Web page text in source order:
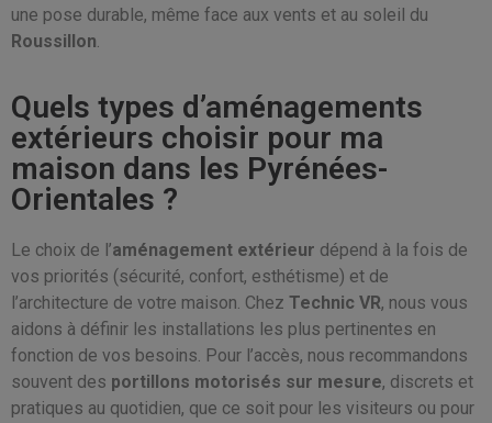
une pose durable, même face aux vents et au soleil du
Roussillon.
Quels types d’aménagements
extérieurs choisir pour ma
maison dans les Pyrénées-
Orientales ?
Le choix de l’aménagement extérieur dépend à la fois de
vos priorités (sécurité, confort, esthétisme) et de
l’architecture de votre maison. Chez Technic VR, nous vous
aidons à définir les installations les plus pertinentes en
fonction de vos besoins. Pour l’accès, nous recommandons
souvent des portillons motorisés sur mesure, discrets et
pratiques au quotidien, que ce soit pour les visiteurs ou pour